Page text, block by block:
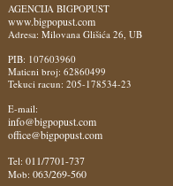
AGENCIJA BIGPOPUST
www.bigpopust.com
Adresa: Milovana Glišića 26, UB
PIB: 107603960
Maticni broj: 62860499
Tekuci racun: 205-178534-23
E-mail:
info@bigpopust.com
office@bigpopust.com
Tel: 011/7701-737
Mob: 063/269-560